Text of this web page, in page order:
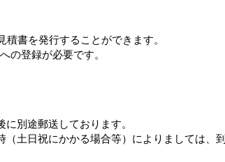
書を発行することができます。
の登録が必要です。
別途郵送しております。
土日祝にかかる場合等）によりましては、